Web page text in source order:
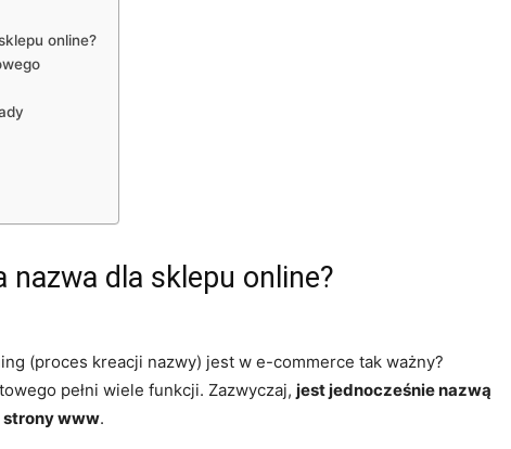
online?
nazwa dla sklepu online?
(proces kreacji nazwy) jest w e-commerce tak ważny?
pełni wiele funkcji. Zazwyczaj, jest jednocześnie nazwą
strony www.